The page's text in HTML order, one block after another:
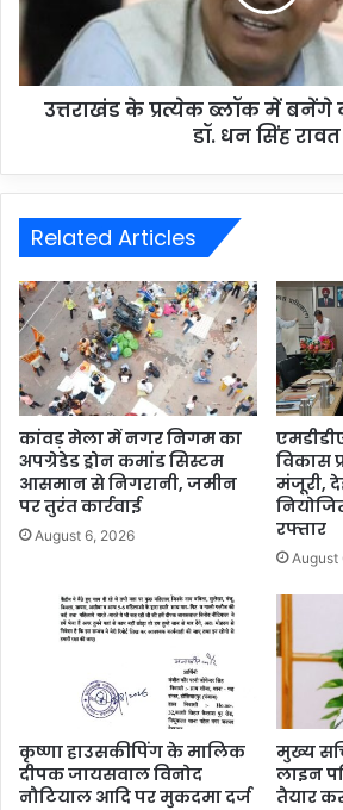
उत्तराखंड के प्रत्येक ब्लॉक में बनेंगे
डॉ. धन सिंह रावत
Related Articles
कांवड़ मेला में नगर निगम का
अपग्रेडेड ड्रोन कमांड सिस्टम
आसमान से निगरानी, जमीन
पर तुरंत कार्रवाई
August 6, 2026
विकास
मंजूरी,
रफ्तार
August
कृष्णा हाउसकीपिंग के मालिक
दीपक जायसवाल विनोद
नौटियाल आदि पर मुकदमा दर्ज
मुख्य
लाइन
तैयार